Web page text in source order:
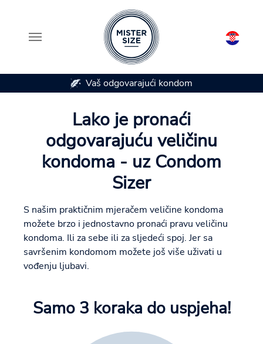
Vaš odgovarajući kondom
Lako je pronaći
odgovarajuću veličinu
kondoma - uz Condom
Sizer
S našim praktičnim mjeračem veličine kondoma
možete brzo i jednostavno pronaći pravu veličinu
kondoma. Ili za sebe ili za sljedeći spoj. Jer sa
savršenim kondomom možete još više uživati u
vođenju ljubavi.
Samo 3 koraka do uspjeha!